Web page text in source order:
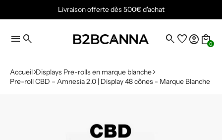
Livraison offerte dès 500€ d'achat
menu search search favoriteaccount_circle local_mall
0
Accueil Displays Pre-rolls en marque blanche
Pre-roll CBD – Amnesia 2.0 | Display 48 cônes - Marque Blanche